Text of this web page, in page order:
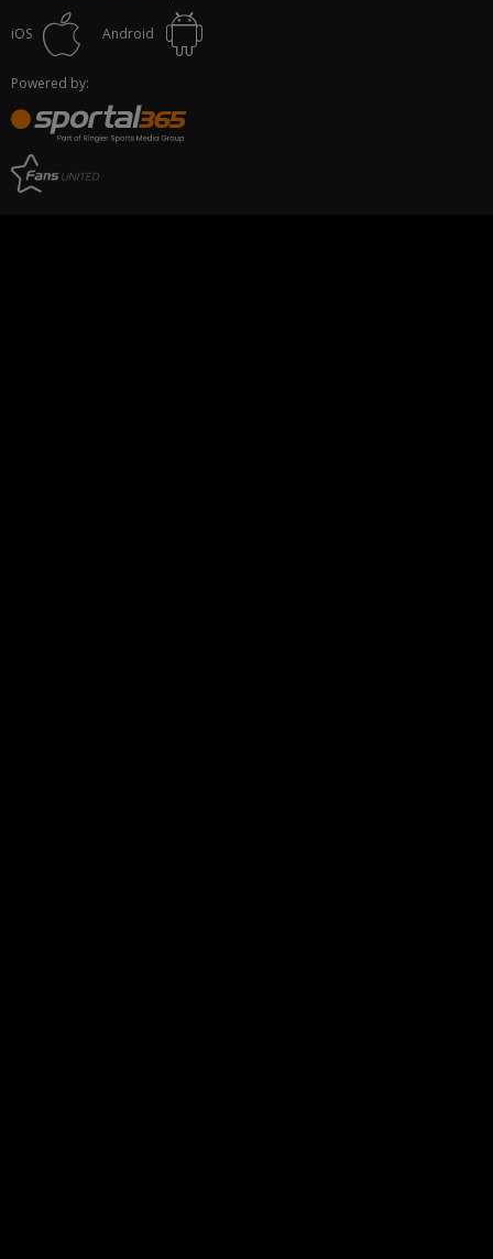
iOS Android
Powered by: